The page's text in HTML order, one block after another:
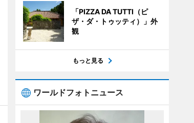
「PIZZA DA TUTTI（ピ
ザ・ダ・トゥッティ）」外
観
もっと見る
ワールドフォトニュース